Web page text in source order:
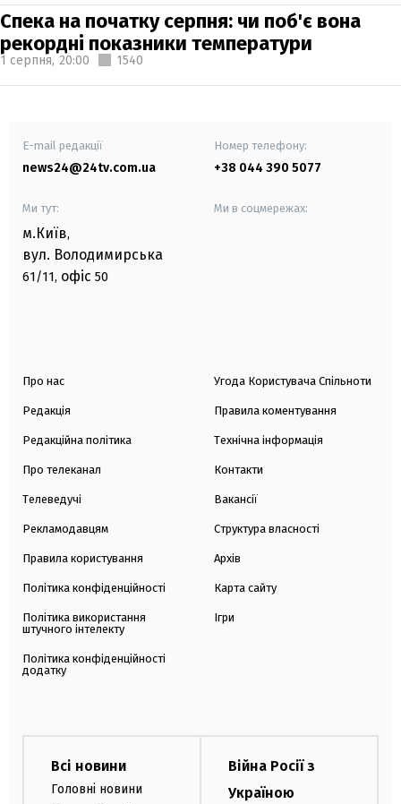
Спека на початку серпня: чи поб'є вона
рекордні показники температури
1 серпня, 20:00 1540
E-mail редакції
news24@24tv.com.ua
Номер телефону:
+38 044 390 5077
Ми тут:
м.Київ,
вул. Володимирська
61/11, офіс 50
Ми в соцмережах:
Про нас
Редакція
Редакційна політика
Про телеканал
Телеведучі
Рекламодавцям
Правила користування
Політика конфіденційності
Політика використання
штучного інтелекту
Політика конфіденційності
додатку
Угода Користувача Спільноти
Правила коментування
Технічна інформація
Контакти
Вакансії
Структура власності
Архів
Карта сайту
Ігри
Всі новини
Головні новини
Війна Росії з
Україною